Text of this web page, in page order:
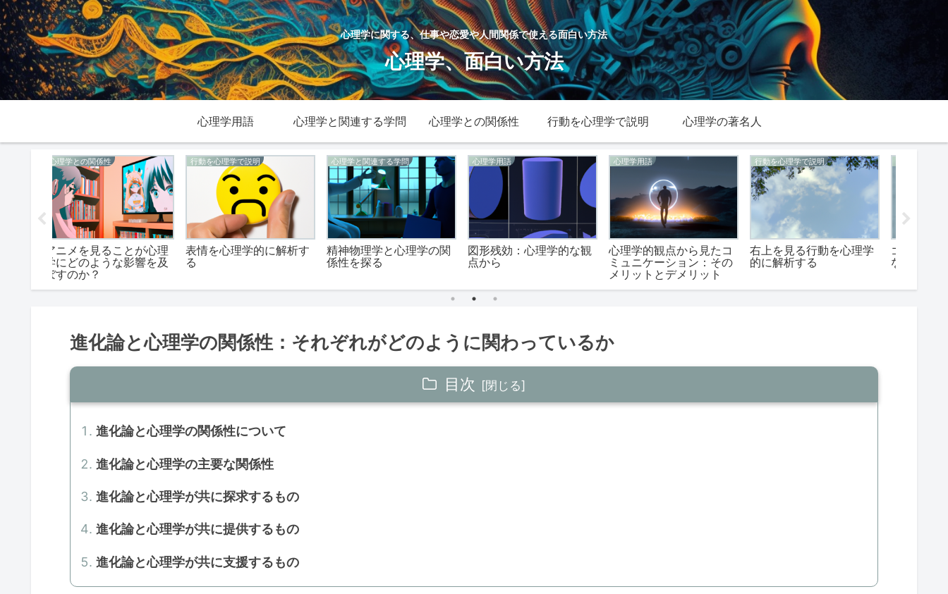
心理学に関する、仕事や恋愛や人間関係で使える面白い方法
心理学、面白い方法
心理学用語 心理学と関連する学問 心理学との関係性 行動を心理学で説明 心理学の著名人
心理学と関連する学問
精神物理学と心理学の関
係性を探る
心理学用語
図形残効：心理学的な観
心理学用語
心理学的観点から見たコ
ミュニケーション：その
行動を心理学で説明
右上を見る行動を心理学
的に解析する
心理学用語
ゴリラバスケ：心理学的
な観点から見る
心理学との関係性
座席配置と心理学：どの
ような関係性があるの
進化論と心理学の関係性：それぞれがどのように関わっているか
目次
進化論と心理学の関係性について
進化論と心理学の主要な関係性
進化論と心理学が共に探求するもの
進化論と心理学が共に提供するもの
進化論と心理学が共に支援するもの